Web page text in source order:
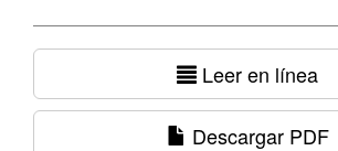
Leer en línea
Descargar PDF